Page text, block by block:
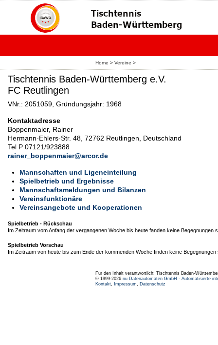
Home > Vereine >
Tischtennis Baden-Württemberg e.V.
FC Reutlingen
VNr.: 2051059, Gründungsjahr: 1968
Kontaktadresse
Boppenmaier, Rainer
Hermann-Ehlers-Str. 48, 72762 Reutlingen, Deutschland
Tel P 07121/923888
rainer_boppenmaier@arcor.de
Mannschaften und Ligeneinteilung
Spielbetrieb und Ergebnisse
Mannschaftsmeldungen und Bilanzen
Vereinsfunktionäre
Vereinsangebote und Kooperationen
Spielbetrieb - Rückschau
Im Zeitraum vom Anfang der vergangenen Woche bis heute fanden keine Begegnungen
Spielbetrieb Vorschau
Im Zeitraum von heute bis zum Ende der kommenden Woche finden keine Begegnungen
Für den Inhalt verantwortlich: Tischtennis Baden-
© 1999-2026 nu Datenautomaten GmbH - Automatisierte
Kontakt, Impressum, Datenschutz